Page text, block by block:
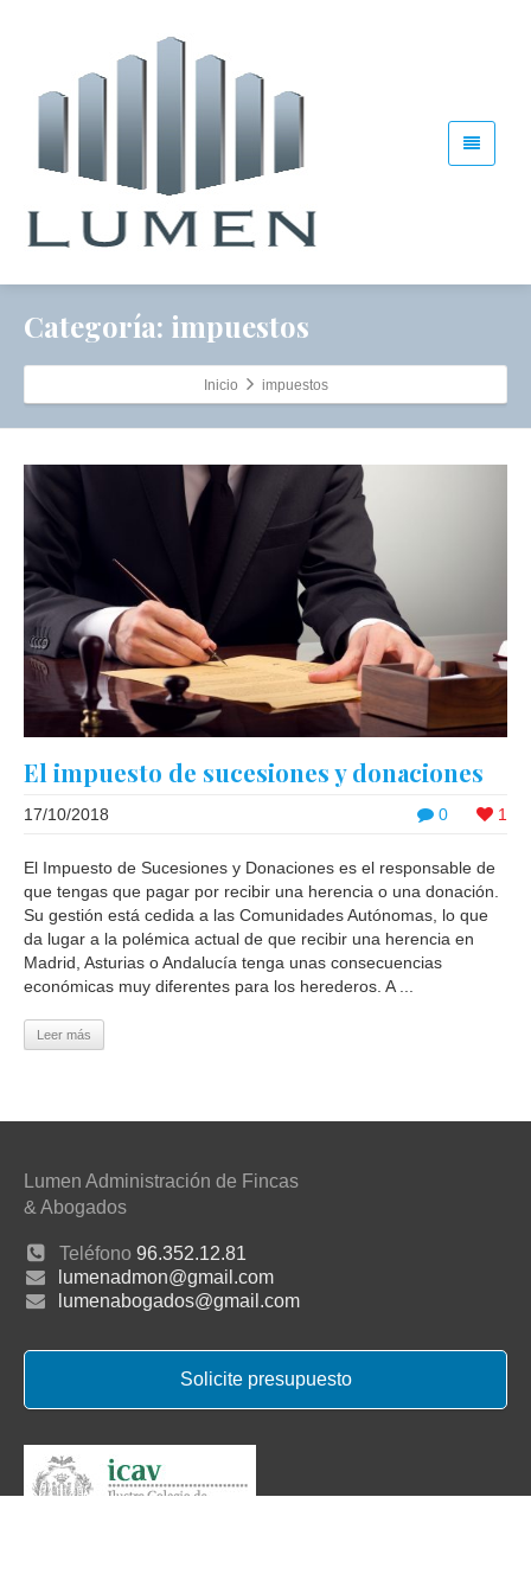
Categoría: impuestos
Inicio impuestos
El impuesto de sucesiones y donaciones
0 1
17/10/2018
El Impuesto de Sucesiones y Donaciones es el responsable de
que tengas que pagar por recibir una herencia o una donación.
Su gestión está cedida a las Comunidades Autónomas, lo que
da lugar a la polémica actual de que recibir una herencia en
Madrid, Asturias o Andalucía tenga unas consecuencias
económicas muy diferentes para los herederos. A ...
Leer más
Lumen Administración de Fincas
& Abogados
Teléfono 96.352.12.81
lumenadmon@gmail.com
lumenabogados@gmail.com
Solicite presupuesto